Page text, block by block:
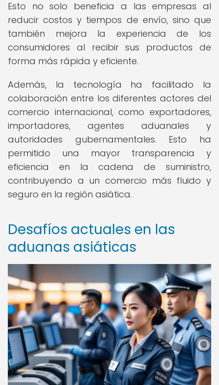
Esto no solo beneficia a las empresas al
reducir costos y tiempos de envío, sino que
también mejora la experiencia de los
consumidores al recibir sus productos de
forma más rápida y eficiente.
Además, la tecnología ha facilitado la
colaboración entre los diferentes actores del
comercio internacional, como exportadores,
importadores, agentes aduanales y
autoridades gubernamentales. Esto ha
permitido una mayor transparencia y
eficiencia en la cadena de suministro,
contribuyendo a un comercio más fluido y
seguro en la región asiática.
Desafíos actuales en las
aduanas asiáticas